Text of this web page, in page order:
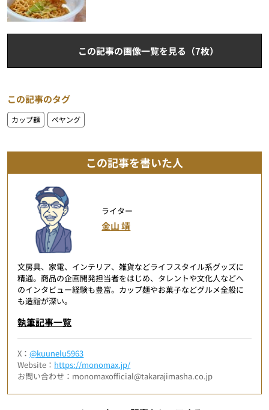
この記事の画像一覧を見る（7枚）
この記事のタグ
カップ麺 ペヤング
この記事を書いた人
ライター
金山 靖
文房具、家電、インテリア、雑貨などライフスタイル系グッズに
精通。商品の企画開発担当者をはじめ、タレントや文化人などへ
のインタビュー経験も豊富。カップ麺やお菓子などグルメ全般に
も造詣が深い。
執筆記事一覧
X：@kuunelu5963
Website： https://monomax.jp/
お問い合わせ：monomaxofficial@takarajimasha.co.jp